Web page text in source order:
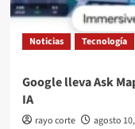
Noticias Tecnología
Google lleva Ask
IA
rayo corte agosto